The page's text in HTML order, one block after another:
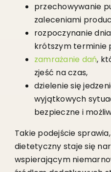
przechowywanie
zaleceniami
rozpoczynanie
krótszym terminie
zamrażanie dań,
zjeść na czas,
dzielenie się
wyjątkowych
bezpieczne i
Takie podejście
dietetyczny staje się
wspierającym